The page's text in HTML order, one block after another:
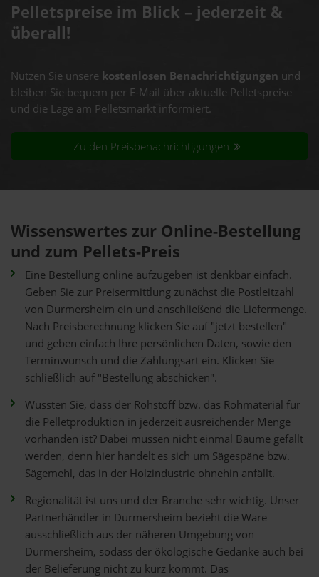
Pelletspreise im Blick – jederzeit &
überall!
Nutzen Sie unsere kostenlosen Benachrichtigungen und
bleiben Sie bequem per E-Mail über aktuelle Pelletspreise
und die Lage am Pelletsmarkt informiert.
Zu den Preisbenachrichtigungen
Wissenswertes zur Online-Bestellung
und zum Pellets-Preis
Eine Bestellung online aufzugeben ist denkbar einfach.
Geben Sie zur Preisermittlung zunächst die Postleitzahl
von Durmersheim ein und anschließend die Liefermenge.
Nach Preisberechnung klicken Sie auf "jetzt bestellen"
und geben einfach Ihre persönlichen Daten, sowie den
Terminwunsch und die Zahlungsart ein. Klicken Sie
schließlich auf "Bestellung abschicken".
Wussten Sie, dass der Rohstoff bzw. das Rohmaterial für
die Pelletproduktion in jederzeit ausreichender Menge
vorhanden ist? Dabei müssen nicht einmal Bäume gefällt
werden, denn hier handelt es sich um Sägespäne bzw.
Sägemehl, das in der Holzindustrie ohnehin anfällt.
Regionalität ist uns und der Branche sehr wichtig. Unser
Partnerhändler in Durmersheim bezieht die Ware
ausschließlich aus der näheren Umgebung von
Durmersheim, sodass der ökologische Gedanke auch bei
der Belieferung nicht zu kurz kommt. Das